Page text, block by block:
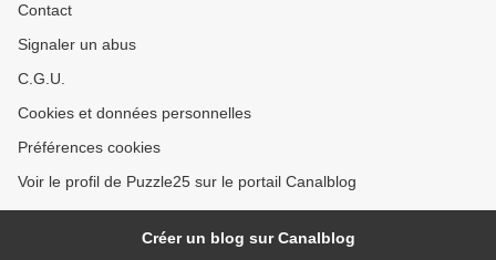
Contact
Signaler un abus
C.G.U.
Cookies et données personnelles
Préférences cookies
Voir le profil de Puzzle25 sur le portail Canalblog
Créer un blog sur Canalblog